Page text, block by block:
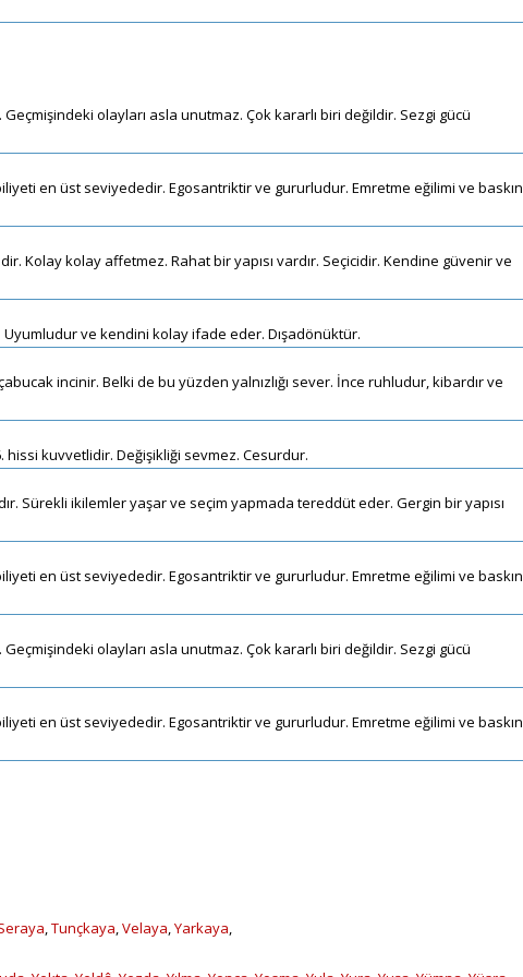
olayları asla unutmaz. Çok kararlı biri değildir. Sezgi gücü
en üst seviyededir. Egosantriktir ve gururludur. Emretme eğilimi ve baskın
Kolay kolay affetmez. Rahat bir yapısı vardır. Seçicidir. Kendine güvenir ve
ve kendini kolay ifade eder. Dışadönüktür.
çabucak incinir. Belki de bu yüzden yalnızlığı sever. İnce ruhludur, kibardır ve
kuvvetlidir. Değişikliği sevmez. Cesurdur.
Sürekli ikilemler yaşar ve seçim yapmada tereddüt eder. Gergin bir yapısı
en üst seviyededir. Egosantriktir ve gururludur. Emretme eğilimi ve baskın
olayları asla unutmaz. Çok kararlı biri değildir. Sezgi gücü
en üst seviyededir. Egosantriktir ve gururludur. Emretme eğilimi ve baskın
,Tunçkaya,Velaya,Yarkaya,